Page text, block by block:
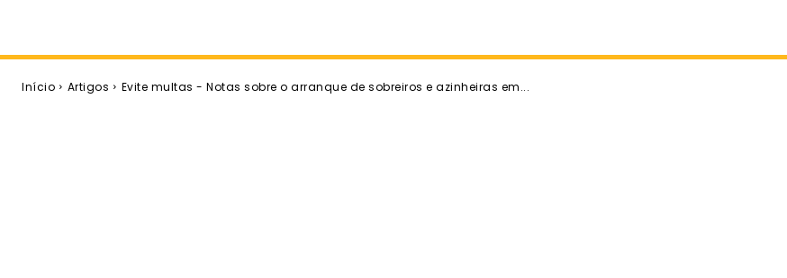
Início Artigos Evite multas - Notas sobre o arranque de sobreiros e azinheiras em...